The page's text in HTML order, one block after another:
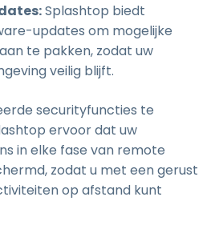
Splashtop biedt
updates om mogelijke
te pakken, zodat uw
veilig blijft.
securityfuncties te
ervoor dat uw
in elke fase van remote
zodat u met een gerust
op afstand kunt